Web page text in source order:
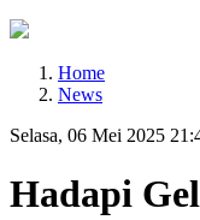
Home
News
Selasa, 06 Mei 2025
Hadapi